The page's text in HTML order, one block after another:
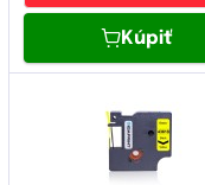
Kúpiť